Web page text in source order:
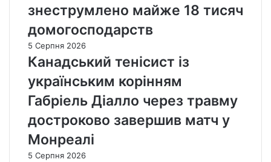
знеструмлено майже 18 тисяч
домогосподарств
5 Серпня 2026
Канадський тенісист із
українським корінням
Габріель Діалло через травму
достроково завершив матч у
Монреалі
5 Серпня 2026